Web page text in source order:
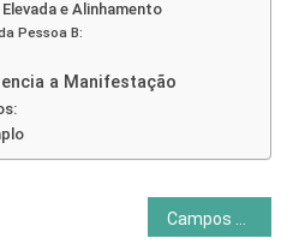
e Alinhamento
Pessoa B:
a Manifestação
Campos Energéticos Humanos: Ciência, Aura e Bioeletricidade